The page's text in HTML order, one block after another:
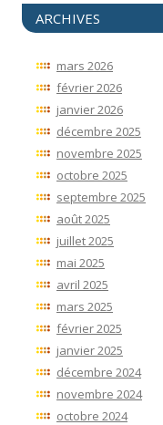
ARCHIVES
mars 2026
février 2026
janvier 2026
décembre 2025
novembre 2025
octobre 2025
septembre 2025
août 2025
juillet 2025
mai 2025
avril 2025
mars 2025
février 2025
janvier 2025
décembre 2024
novembre 2024
octobre 2024